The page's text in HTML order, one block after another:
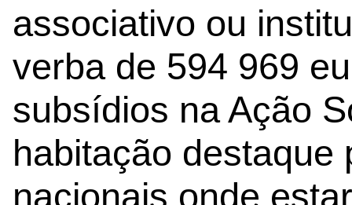
associativo ou
verba de 594 969
subsídios na Ação
habitação destaque
nacionais onde